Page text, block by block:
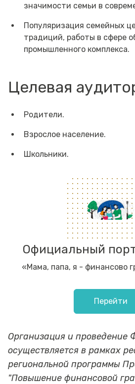
значимости семьи в
Популяризация семейных
традиций, работы в сфере
промышленного комплекса.
Целевая
Родители.
Взрослое население.
Школьники.
Официальный
«Мама, папа, я - финансово
Перейти
Организация и проведение
осуществляется в рамках
региональной программы
"Повышение финансовой